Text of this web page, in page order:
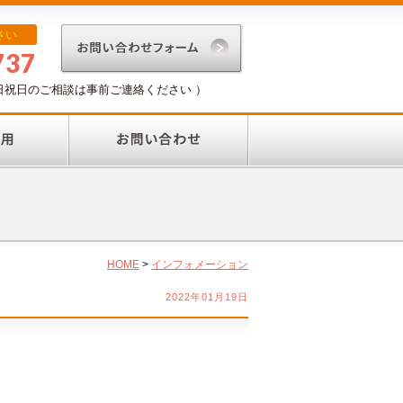
い
日のご相談は事前ご連絡ください ）
HOME > インフォメーション
2022年01月19日